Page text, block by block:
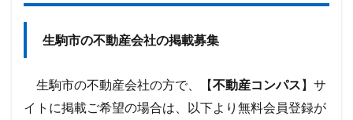
生駒市の不動産会社の掲載募集
生駒市の不動産会社の方で、【不動産コンパス 】サ
イトに掲載ご希望の場合は、以下より無料会員登録が